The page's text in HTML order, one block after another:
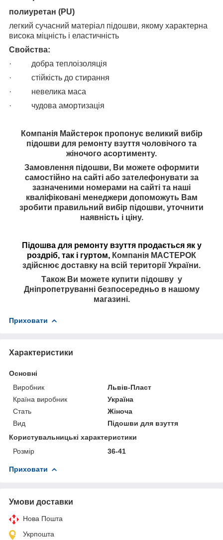
полиуретан (PU)
легкий сучасний матеріал підошви, якому характерна
висока міцність і еластичність
Свойства:
·
добра теплоізоляція
·
стійкість до стирання
·
невелика маса
·
чудова амортизація
Компанія Майстерок пропонує великий вибір
підошви для ремонту взуття чоловічого та
жіночого асортименту.
Замовлення підошви, Ви можете оформити
самостійно на сайті або зателефонувати за
зазначеними номерами на сайті та наші
кваліфіковані менеджери допоможуть Вам
зробити правильний вибір підошви, уточнити
наявність і ціну.
Підошва для ремонту взуття продається як у
роздріб, так і гуртом, Компанія МАСТЕРОК
здійснює доставку на всій території України.
Також Ви можете купити підошву у
Дніпропетруванні безпосередньо в нашому
магазині.
Приховати
Характеристики
Основні
Виробник
Львів-Пласт
Країна виробник
Україна
Стать
Жіноча
Вид
Підошви для взуття
Користувальницькі характеристики
Розмір
36-41
Приховати
Умови доставки
Нова Пошта
Укрпошта